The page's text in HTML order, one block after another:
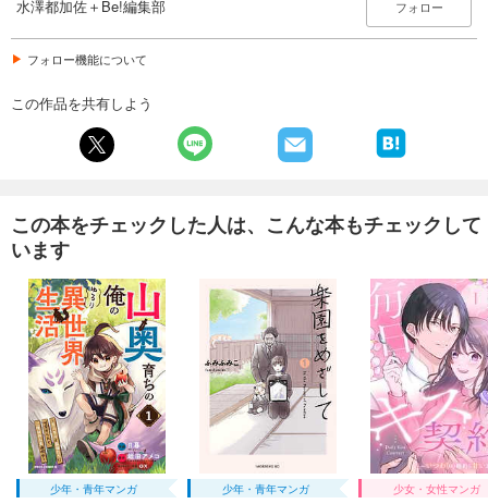
水澤都加佐＋Be!編集部 フォロー
フォロー機能について
この作品を共有しよう
この本をチェックした人は、こんな本もチェックして
います
少年・青年マンガ 少年・青年マンガ 少女・女性マンガ